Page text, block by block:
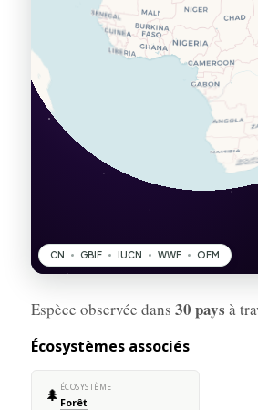
Espèce observée dans 30 pays à
Écosystèmes associés
🌲 ÉCOSYSTÈME
Forêt